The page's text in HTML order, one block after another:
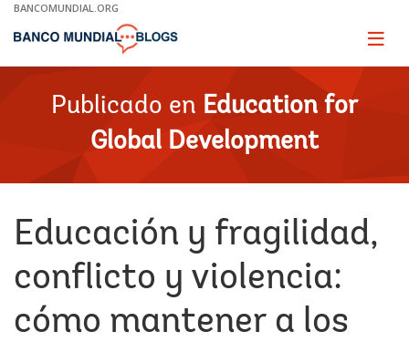
Skip
Main
BANCOMUNDIAL.ORG
Page
Publicado en Education for
Global Development
Educación y fragilidad,
conflicto y violencia:
cómo mantener a los